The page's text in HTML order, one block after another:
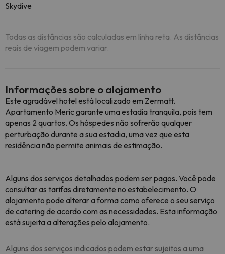
Skydive
Todas as distâncias são calculadas em linha reta. As distâncias
reais de viagem podem variar.
Informações sobre o alojamento
Este agradável hotel está localizado em Zermatt.
Apartamento Meric garante uma estadia tranquila, pois tem
apenas 2 quartos. Os hóspedes não sofrerão qualquer
perturbação durante a sua estadia, uma vez que esta
residência não permite animais de estimação.
Alguns dos serviços detalhados podem ser pagos. Você pode
consultar as tarifas diretamente no estabelecimento. O
alojamento pode alterar a forma como oferece o seu serviço
de catering de acordo com as necessidades. Esta informação
está sujeita a alterações pelo alojamento.
Alguns dos serviços indicados podem estar sujeitos a uma